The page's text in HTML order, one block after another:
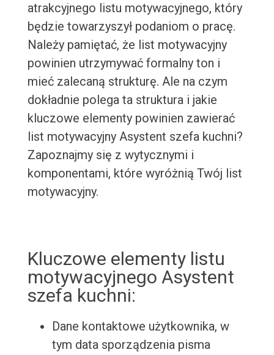
atrakcyjnego listu motywacyjnego, który
będzie towarzyszył podaniom o pracę.
Należy pamiętać, że list motywacyjny
powinien utrzymywać formalny ton i
mieć zalecaną strukturę. Ale na czym
dokładnie polega ta struktura i jakie
kluczowe elementy powinien zawierać
list motywacyjny Asystent szefa kuchni?
Zapoznajmy się z wytycznymi i
komponentami, które wyróżnią Twój list
motywacyjny.
Kluczowe elementy listu
motywacyjnego Asystent
szefa kuchni:
Dane kontaktowe użytkownika, w
tym data sporządzenia pisma